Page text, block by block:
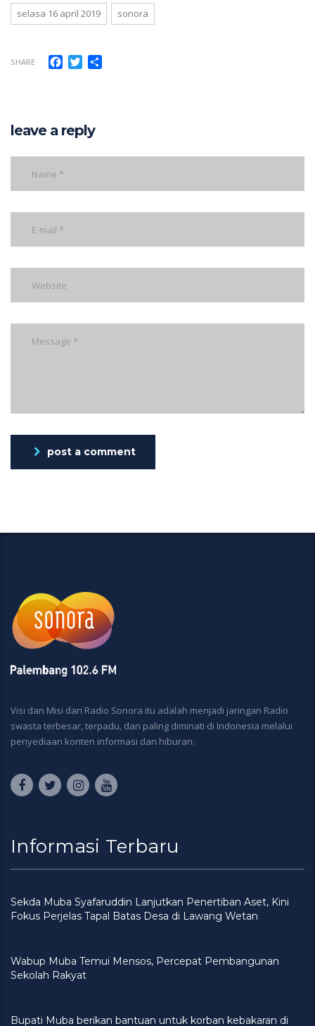
selasa 16 april 2019 sonora
SHARE Facebook
Twitter
leave a reply
post a comment
Visi dan Misi dari Radio Sonora itu adalah menjadi jaringan Radio
swasta terbesar, terpadu, dan paling diminati di Indonesia melalui
penyediaan konten informasi dan hiburan.
Informasi Terbaru
Sekda Muba Syafaruddin Lanjutkan Penertiban Aset, Kini
Fokus Perjelas Tapal Batas Desa di Lawang Wetan
Wabup Muba Temui Mensos, Percepat Pembangunan
Sekolah Rakyat
Bupati Muba berikan bantuan untuk korban kebakaran di